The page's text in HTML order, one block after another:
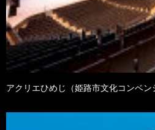
アクリエひめじ（姫路市文化コンベン